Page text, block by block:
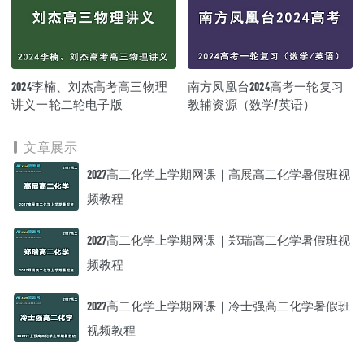
2024李楠、刘杰高考高三物理
讲义一轮二轮电子版
南方凤凰台2024高考一轮复习
教辅资源（数学/英语）
文章展示
2027高二化学上学期网课｜高展高二化学暑假班视
频教程
2027高二化学上学期网课｜郑瑞高二化学暑假班视
频教程
2027高二化学上学期网课｜冷士强高二化学暑假班
视频教程